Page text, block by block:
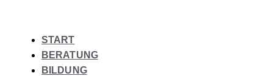
START
BERATUNG
BILDUNG